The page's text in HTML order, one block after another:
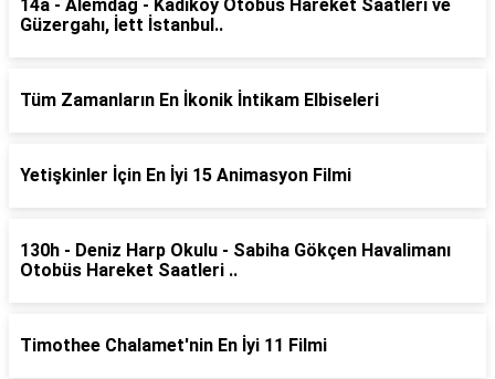
14a - Alemdağ - Kadıköy Otobüs Hareket Saatleri ve
Güzergahı, İett İstanbul..
Tüm Zamanların En İkonik İntikam Elbiseleri
Yetişkinler İçin En İyi 15 Animasyon Filmi
130h - Deniz Harp Okulu - Sabiha Gökçen Havalimanı
Otobüs Hareket Saatleri ..
Timothee Chalamet'nin En İyi 11 Filmi